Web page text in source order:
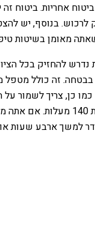
ביטוח אחריות. ביטוח
לרכוש. בנוסף, יש
מאומן בשיטות
נדרש להחזיק בכל
זה כולל מטפל
כן, צריך לשמור על
ובטמפרטורה של לפחות 140
למשך ארבע שעות